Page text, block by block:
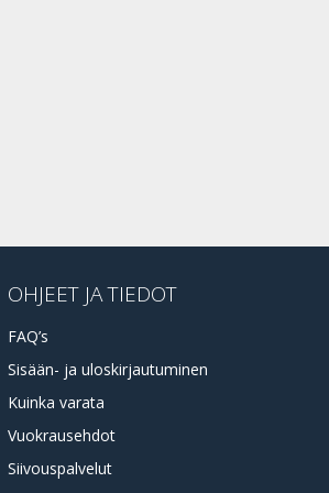
OHJEET JA TIEDOT
FAQ’s
Sisään- ja uloskirjautuminen
Kuinka varata
Vuokrausehdot
Siivouspalvelut